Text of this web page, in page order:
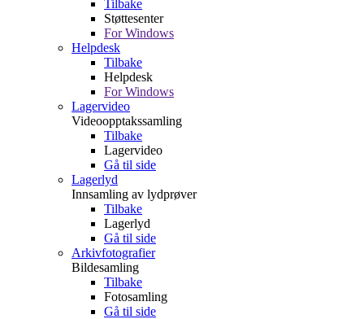
Tilbake
Støttesenter
For Windows
Helpdesk
Tilbake
Helpdesk
For Windows
Lagervideo
Videoopptakssamling
Tilbake
Lagervideo
Gå til side
Lagerlyd
Innsamling av lydprøver
Tilbake
Lagerlyd
Gå til side
Arkivfotografier
Bildesamling
Tilbake
Fotosamling
Gå til side